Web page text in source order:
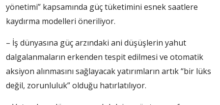
yönetimi” kapsamında güç tüketimini esnek saatlere
kaydırma modelleri öneriliyor.
– İş dünyasına güç arzındaki ani düşüşlerin yahut
dalgalanmaların erkenden tespit edilmesi ve otomatik
aksiyon alınmasını sağlayacak yatırımların artık “bir lüks
değil, zorunluluk” olduğu hatırlatılıyor.